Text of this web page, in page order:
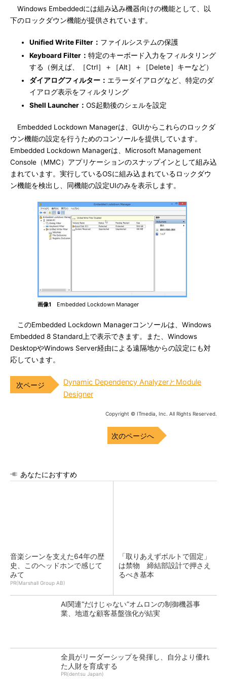
Windows Embeddedには組み込み機器向けの機能として、以
下のロックダウン機能が提供されています。
Unified Write Filter： ファイルシステムの保護
Keyboard Filter： 特定のキーボード入力をフィルタリング
する（例えば、［Ctrl］＋［Alt］＋［Delete］キーなど）
ダイアログフィルター： エラーダイアログなど、特定のダ
イアログ表示をフィルタリング
Shell Launcher： OS起動後のシェルを設定
Embedded Lockdown Managerは、GUIからこれらのロックダ
ウン機能の設定を行うためのコンソールを提供しています。
Embedded Lockdown Managerは、Microsoft Management
Console（MMC）アプリケーションのスナップインとして組み込
まれています。実行しているOSに組み込まれているロックダウ
ン機能を検出し、同機能の設定UIのみを表示します。
画像1 Embedded Lockdown Manager
このEmbedded Lockdown Managerコンソールは、Windows
Embedded 8 Standard上で表示できます。また、Windows
DesktopやWindows Server経由による遠隔地からの設定にも対
応しています。
Dynamic Dependency AnalyzerとModule
Designer
Copyright © ITmedia, Inc. All Rights Reserved.
次のページへ
あなたにおすすめ
音楽シーンを支えた64年の歴
史、このヘッドホンで感じて
みて
PR(Marshall Group AB)
「取りあえずボルトで固定」
は禁物 締結部設計で押さえ
るべき基本
AI関連“だけじゃない”オムロンの制御機器事
業、地道な顧客基盤強化が結実
全員がリーダーシップを発揮し、自分より優れ
た人財を育成する
PR(dentsu Japan)